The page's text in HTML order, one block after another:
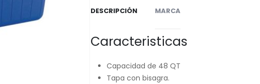
DESCRIPCIÓN MARCA
Caracteristicas
Capacidad de 48 QT
Tapa con bisagra.